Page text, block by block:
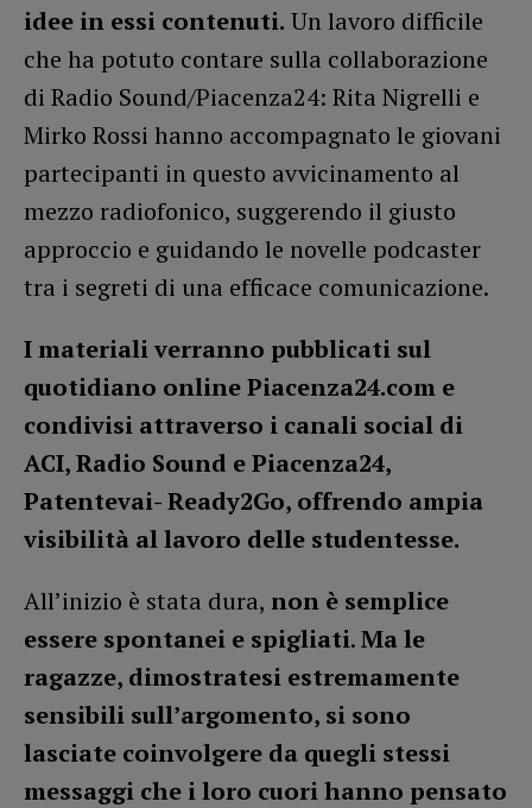
idee in essi contenuti. Un lavoro difficile
che ha potuto contare sulla collaborazione
di Radio Sound/Piacenza24: Rita Nigrelli e
Mirko Rossi hanno accompagnato le giovani
partecipanti in questo avvicinamento al
mezzo radiofonico, suggerendo il giusto
approccio e guidando le novelle podcaster
tra i segreti di una efficace comunicazione.
I materiali verranno pubblicati sul
quotidiano online Piacenza24.com e
condivisi attraverso i canali social di
ACI, Radio Sound e Piacenza24,
Patentevai- Ready2Go, offrendo ampia
visibilità al lavoro delle studentesse.
All’inizio è stata dura, non è semplice
essere spontanei e spigliati.Ma le
ragazze, dimostratesi estremamente
sensibili sull’argomento, si sono
lasciate coinvolgere da quegli stessi
messaggi che i loro cuori hanno pensato